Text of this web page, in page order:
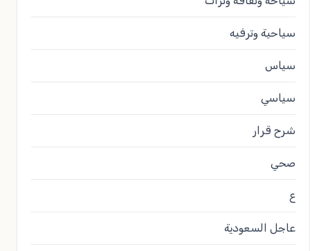
سياحية وترفيه
سياس
سياسي
شرح قرار
صحي
ع
عاجل السعودية